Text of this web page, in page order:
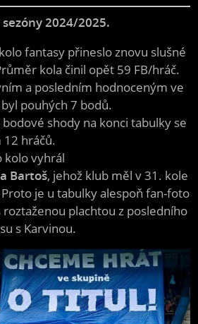
2024/2025.
fantasy přineslo znovu slušné
kola činil opět 59 FB/hráč.
a posledním hodnoceným ve
pouhých 7 bodů.
shody na konci tabulky se
12 hráčů.
kolo vyhrál
Bartoš, jehož klub měl v 31. kole
je u tabulky alespoň fan-foto
plachtou z posledního
s Karvinou.